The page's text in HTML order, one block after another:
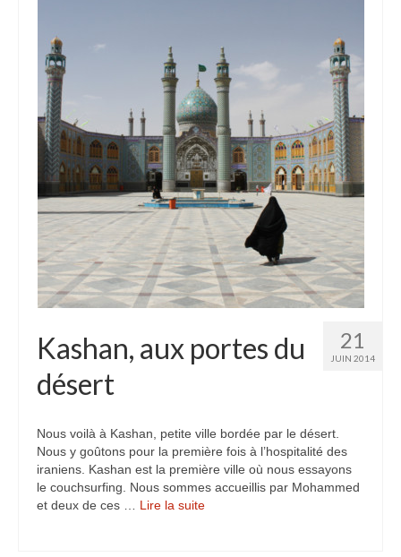
21
JUIN 2014
Kashan, aux portes du
désert
Nous voilà à Kashan, petite ville bordée par le désert.
Nous y goûtons pour la première fois à l’hospitalité des
iraniens. Kashan est la première ville où nous essayons
le couchsurfing. Nous sommes accueillis par Mohammed
et deux de ces … Lire la suite­­